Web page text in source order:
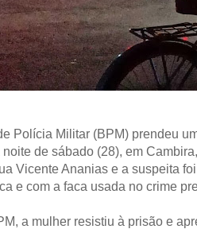
Polícia Militar (BPM) prendeu
de sábado (28), em
Vicente Ananias e a suspeita
e com a faca usada no crime
a mulher resistiu à prisão e